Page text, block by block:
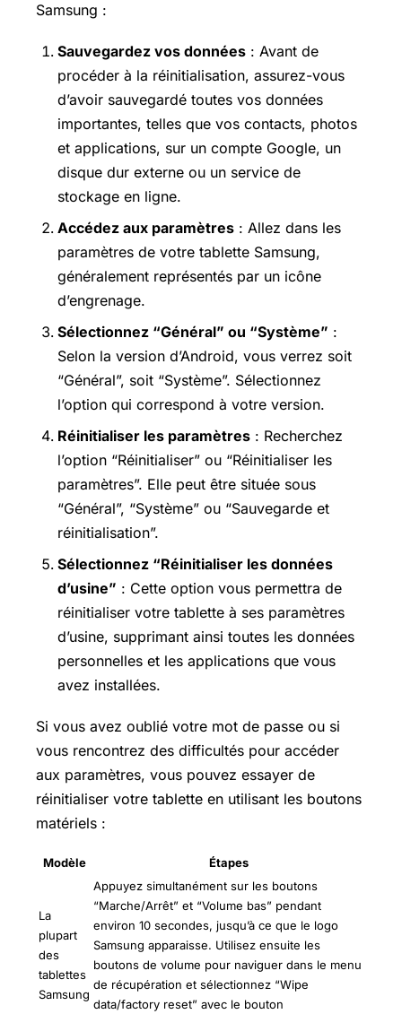
Samsung :
Sauvegardez vos données : Avant de
procéder à la réinitialisation, assurez-vous
d’avoir sauvegardé toutes vos données
importantes, telles que vos contacts, photos
et applications, sur un compte Google, un
disque dur externe ou un service de
stockage en ligne.
Accédez aux paramètres : Allez dans les
paramètres de votre tablette Samsung,
généralement représentés par un icône
d’engrenage.
Sélectionnez “Général” ou “Système” :
Selon la version d’Android, vous verrez soit
“Général”, soit “Système”. Sélectionnez
l’option qui correspond à votre version.
Réinitialiser les paramètres : Recherchez
l’option “Réinitialiser” ou “Réinitialiser les
paramètres”. Elle peut être située sous
“Général”, “Système” ou “Sauvegarde et
réinitialisation”.
Sélectionnez “Réinitialiser les données
d’usine” : Cette option vous permettra de
réinitialiser votre tablette à ses paramètres
d’usine, supprimant ainsi toutes les données
personnelles et les applications que vous
avez installées.
Si vous avez oublié votre mot de passe ou si
vous rencontrez des difficultés pour accéder
aux paramètres, vous pouvez essayer de
réinitialiser votre tablette en utilisant les boutons
matériels :
Modèle Étapes
La
plupart
des
tablettes
Samsung
Appuyez simultanément sur les boutons
“Marche/Arrêt” et “Volume bas” pendant
environ 10 secondes, jusqu’à ce que le logo
Samsung apparaisse. Utilisez ensuite les
boutons de volume pour naviguer dans le menu
de récupération et sélectionnez “Wipe
data/factory reset” avec le bouton